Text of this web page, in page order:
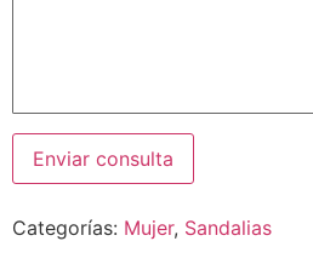
Categorías: Mujer, Sandalias